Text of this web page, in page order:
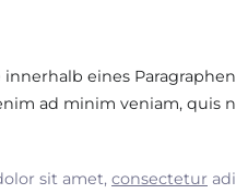
eines
ad minim veniam, quis
sit amet, consectetur